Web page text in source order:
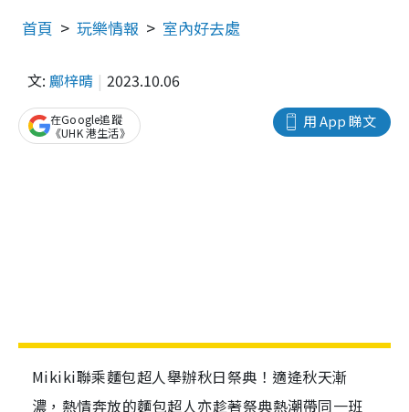
首頁 玩樂情報 室內好去處
文: 鄺梓晴 2023.10.06
用 App 睇文
在Google追蹤
《UHK 港生活》
Mikiki聯乘麵包超人舉辦秋日祭典！適逄秋天漸
濃，熱情奔放的麵包超人亦趁著祭典熱潮帶同一班